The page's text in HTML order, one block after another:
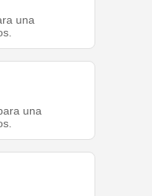
una
una